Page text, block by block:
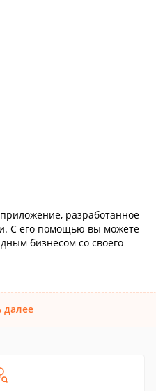
разработанное
С его помощью вы можете
бизнесом со своего
далее